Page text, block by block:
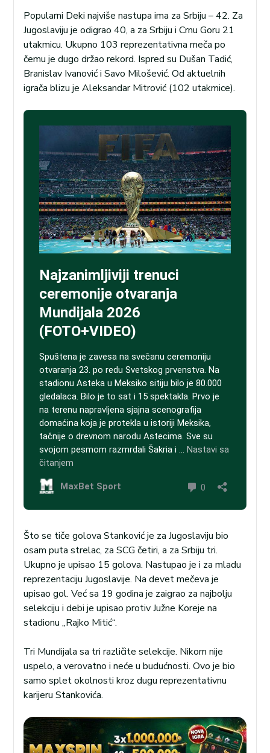
Popularni Deki najviše nastupa ima za Srbiju – 42. Za
Jugoslaviju je odigrao 40, a za Srbiju i Crnu Goru 21
utakmicu. Ukupno 103 reprezentativna meča po
čemu je dugo držao rekord. Ispred su Dušan Tadić,
Branislav Ivanović i Savo Milošević. Od aktuelnih
igrača blizu je Aleksandar Mitrović (102 utakmice).
Što se tiče golova Stanković je za Jugoslaviju bio
osam puta strelac, za SCG četiri, a za Srbiju tri.
Ukupno je upisao 15 golova. Nastupao je i za mladu
reprezentaciju Jugoslavije. Na devet mečeva je
upisao gol. Već sa 19 godina je zaigrao za najbolju
selekciju i debi je upisao protiv Južne Koreje na
stadionu „Rajko Mitić“.
Tri Mundijala sa tri različite selekcije. Nikom nije
uspelo, a verovatno i neće u budućnosti. Ovo je bio
samo splet okolnosti kroz dugu reprezentativnu
karijeru Stankovića.